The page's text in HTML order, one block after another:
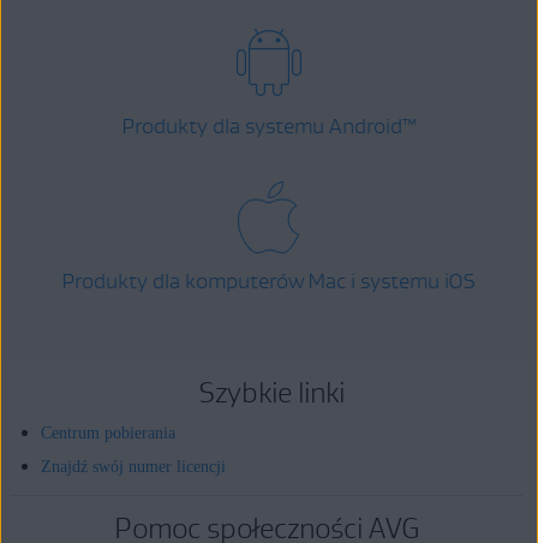
Produkty dla systemu Android™
Produkty dla komputerów Mac i systemu iOS
Szybkie linki
Centrum pobierania
Znajdź swój numer licencji
Pomoc społeczności AVG